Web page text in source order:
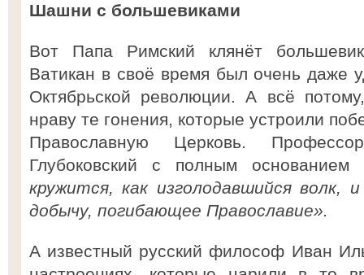
Шашни с большевиками
Вот Папа Римский клянёт
Ватикан в своё время был очень даже
Октябрьской революции. А всё
нраву те гонения, которые устроили
Православную Церковь.
Глубоковский с полным
кружится, как изголодавшийся волк,
добычу, погибающее Православие».
А известный русский философ Иван